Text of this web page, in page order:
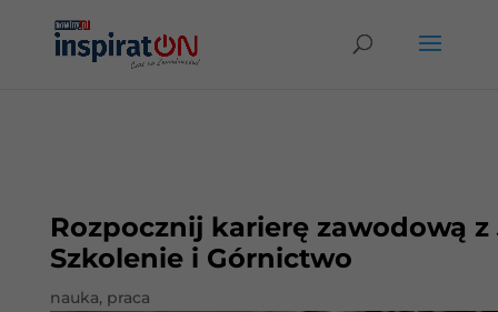
Rozpocznij karierę zawodową z
Szkolenie i Górnictwo
nauka, praca